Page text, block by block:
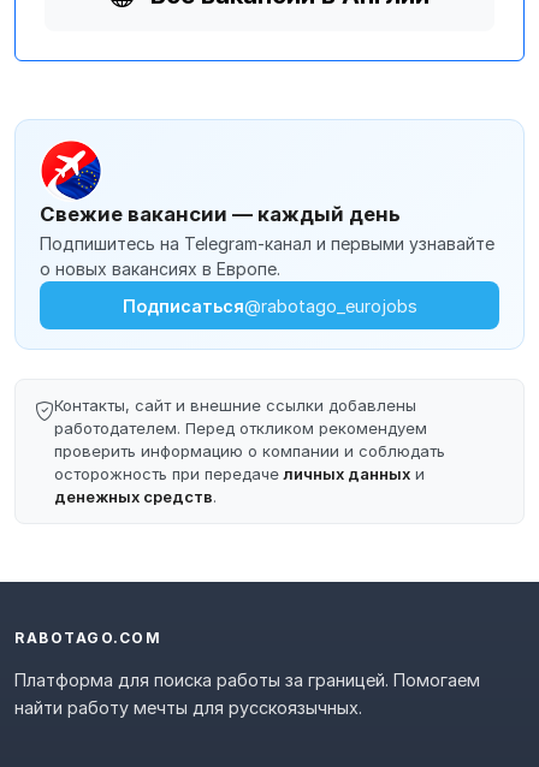
Свежие вакансии — каждый день
Подпишитесь на Telegram-канал и первыми узнавайте
о новых вакансиях в Европе.
Подписаться@rabotago_eurojobs
Контакты, сайт и внешние ссылки добавлены
работодателем. Перед откликом рекомендуем
проверить информацию о компании и соблюдать
осторожность при передачеличных данных и
денежных средств.
RABOTAGO.COM
Платформа для поиска работы за границей. Помогаем
найти работу мечты для русскоязычных.